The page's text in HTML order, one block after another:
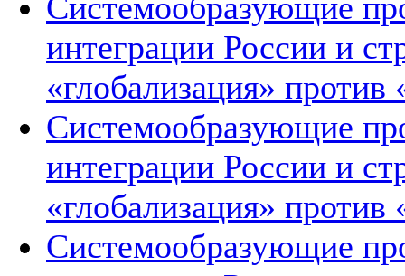
интеграции России и
«глобализация»
Системообразующие
интеграции России и
«глобализация»
Системообразующие